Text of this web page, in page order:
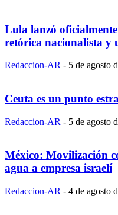
Lula lanzó
retórica nacionalista y
Redaccion-AR - 5 de agosto
Ceuta es un punto
Redaccion-AR - 5 de agosto
México: Movilización
agua a empresa israelí
Redaccion-AR - 4 de agosto